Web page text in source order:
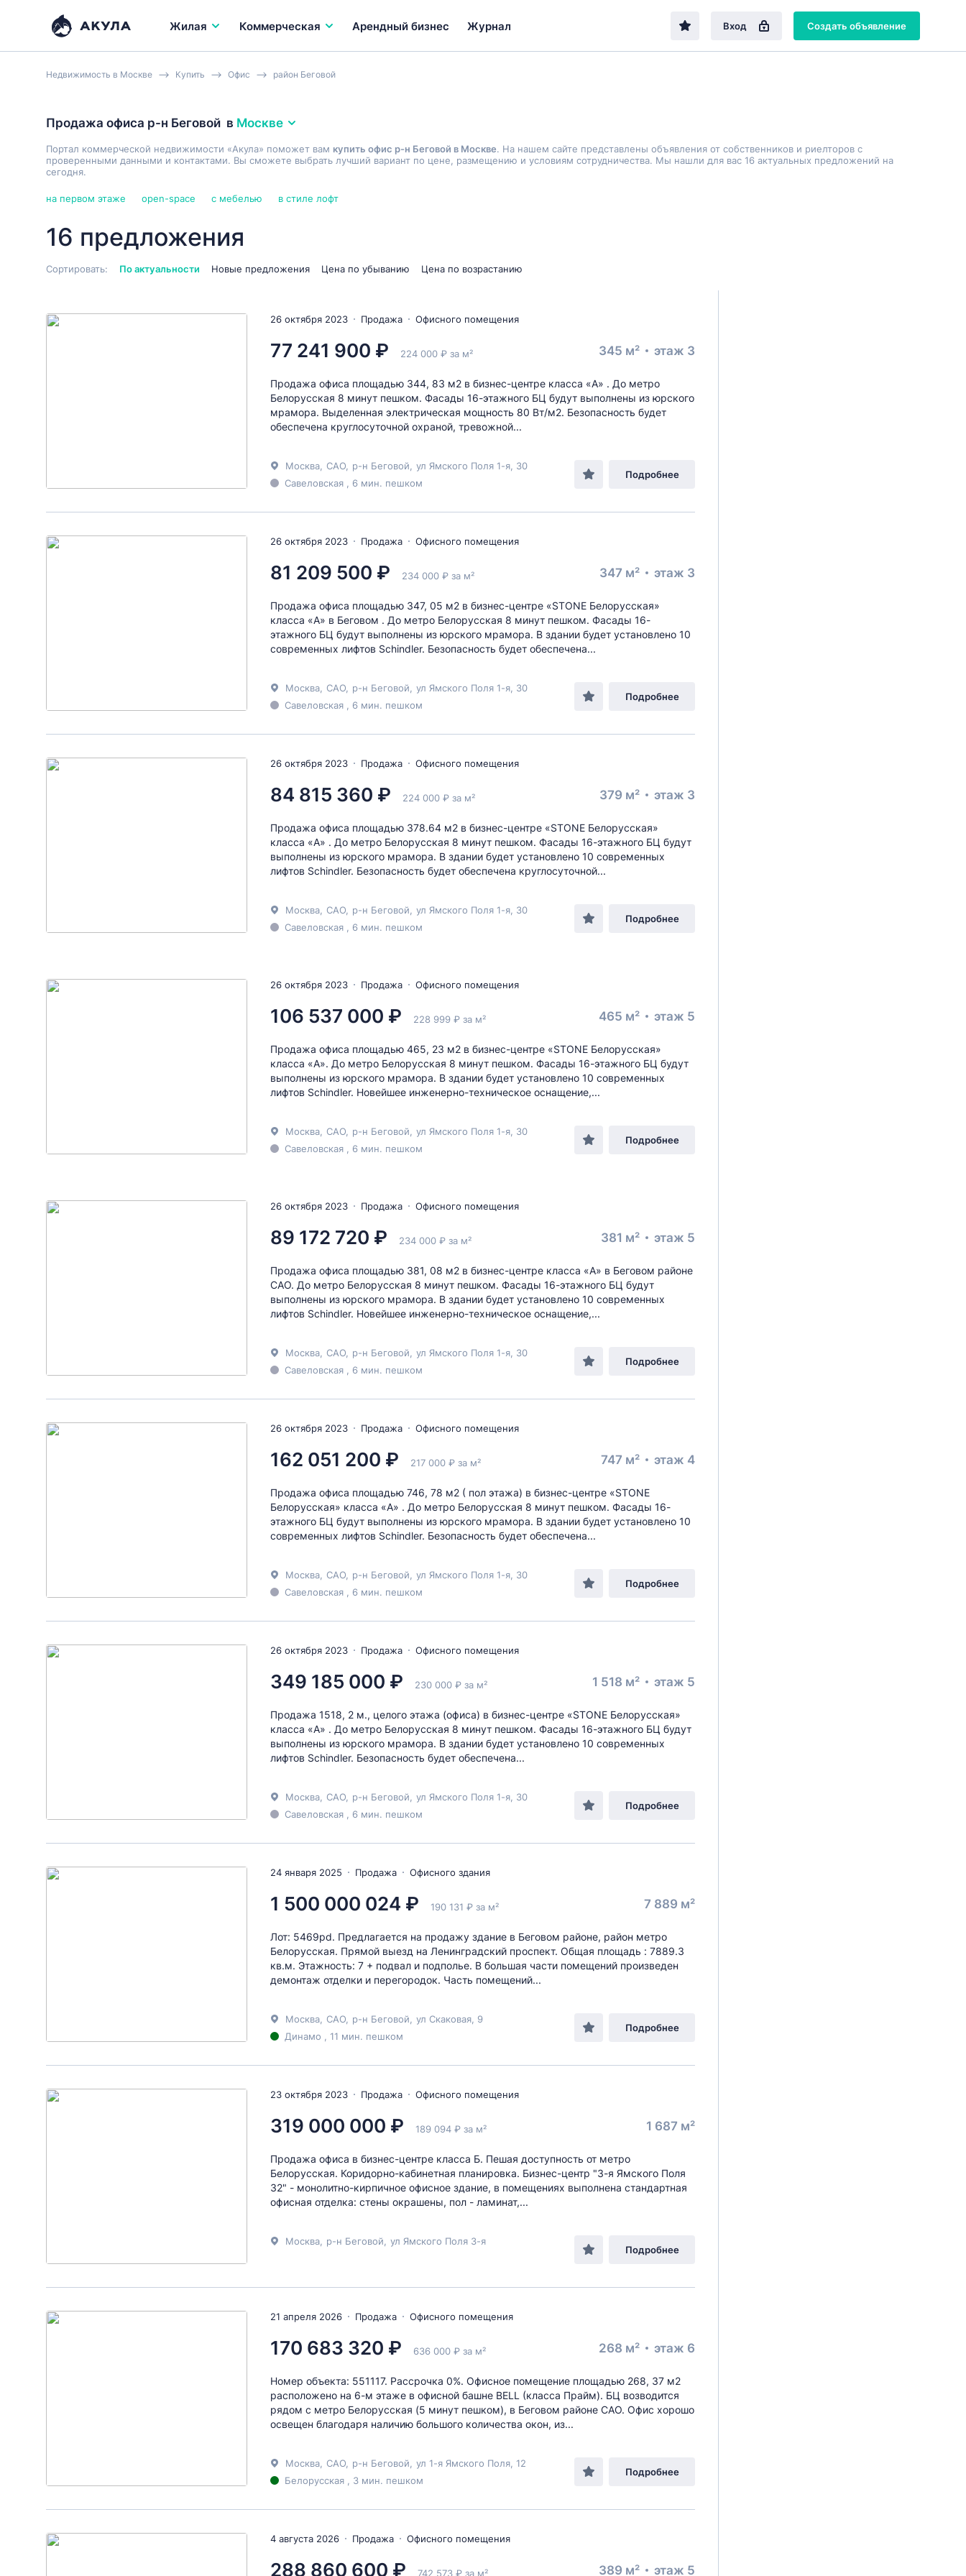
Жилая Коммерческая Арендный бизнес Журнал Вход Создать объявление
Недвижимость в Москве Купить Офис район Беговой
Продажа офиса р-н Беговой в Москве
Портал коммерческой недвижимости «Акула» поможет вам купить офис р-н Беговой в Москве. На нашем сайте представлены объявления от собственников и риелторов с
проверенными данными и контактами. Вы сможете выбрать лучший вариант по цене, размещению и условиям сотрудничества. Мы нашли для вас 16 актуальных предложений на
сегодня.
на первом этаже open-space с мебелью в стиле лофт
16 предложения
Сортировать: По актуальности Новые предложения Цена по убыванию Цена по возрастанию
26 октября 2023 Продажа Офисного помещения
77 241 900 ₽ 224 000 ₽ за м² 345 м² этаж 3
Продажа офиса площадью 344, 83 м2 в бизнес-центре класса «А» . До метро
Белорусская 8 минут пешком. Фасады 16-этажного БЦ будут выполнены из юрского
мрамора. Выделенная электрическая мощность 80 Вт/м2. Безопасность будет
обеспечена круглосуточной охраной, тревожной...
Москва САО р-н Беговой ул Ямского Поля 1-я , 30
Савеловская , 6 мин. пешком
Подробнее
26 октября 2023 Продажа Офисного помещения
81 209 500 ₽ 234 000 ₽ за м² 347 м² этаж 3
Продажа офиса площадью 347, 05 м2 в бизнес-центре «STONE Белорусская»
класса «А» в Беговом . До метро Белорусская 8 минут пешком. Фасады 16-
этажного БЦ будут выполнены из юрского мрамора. В здании будет установлено 10
современных лифтов Schindler. Безопасность будет обеспечена...
Москва САО р-н Беговой ул Ямского Поля 1-я , 30
Савеловская , 6 мин. пешком
Подробнее
26 октября 2023 Продажа Офисного помещения
84 815 360 ₽ 224 000 ₽ за м² 379 м² этаж 3
Продажа офиса площадью 378.64 м2 в бизнес-центре «STONE Белорусская»
класса «А» . До метро Белорусская 8 минут пешком. Фасады 16-этажного БЦ будут
выполнены из юрского мрамора. В здании будет установлено 10 современных
лифтов Schindler. Безопасность будет обеспечена круглосуточной...
Москва САО р-н Беговой ул Ямского Поля 1-я , 30
Савеловская , 6 мин. пешком
Подробнее
26 октября 2023 Продажа Офисного помещения
106 537 000 ₽ 228 999 ₽ за м² 465 м² этаж 5
Продажа офиса площадью 465, 23 м2 в бизнес-центре «STONE Белорусская»
класса «А». До метро Белорусская 8 минут пешком. Фасады 16-этажного БЦ будут
выполнены из юрского мрамора. В здании будет установлено 10 современных
лифтов Schindler. Новейшее инженерно-техническое оснащение,...
Москва САО р-н Беговой ул Ямского Поля 1-я , 30
Савеловская , 6 мин. пешком
Подробнее
26 октября 2023 Продажа Офисного помещения
89 172 720 ₽ 234 000 ₽ за м² 381 м² этаж 5
Продажа офиса площадью 381, 08 м2 в бизнес-центре класса «А» в Беговом районе
САО. До метро Белорусская 8 минут пешком. Фасады 16-этажного БЦ будут
выполнены из юрского мрамора. В здании будет установлено 10 современных
лифтов Schindler. Новейшее инженерно-техническое оснащение,...
Москва САО р-н Беговой ул Ямского Поля 1-я , 30
Савеловская , 6 мин. пешком
Подробнее
26 октября 2023 Продажа Офисного помещения
162 051 200 ₽ 217 000 ₽ за м² 747 м² этаж 4
Продажа офиса площадью 746, 78 м2 ( пол этажа) в бизнес-центре «STONE
Белорусская» класса «А» . До метро Белорусская 8 минут пешком. Фасады 16-
этажного БЦ будут выполнены из юрского мрамора. В здании будет установлено 10
современных лифтов Schindler. Безопасность будет обеспечена...
Москва САО р-н Беговой ул Ямского Поля 1-я , 30
Савеловская , 6 мин. пешком
Подробнее
26 октября 2023 Продажа Офисного помещения
349 185 000 ₽ 230 000 ₽ за м² 1 518 м² этаж 5
Продажа 1518, 2 м., целого этажа (офиса) в бизнес-центре «STONE Белорусская»
класса «А» . До метро Белорусская 8 минут пешком. Фасады 16-этажного БЦ будут
выполнены из юрского мрамора. В здании будет установлено 10 современных
лифтов Schindler. Безопасность будет обеспечена...
Москва САО р-н Беговой ул Ямского Поля 1-я , 30
Савеловская , 6 мин. пешком
Подробнее
24 января 2025 Продажа Офисного здания
1 500 000 024 ₽ 190 131 ₽ за м² 7 889 м²
Лот: 5469pd. Предлагается на продажу здание в Беговом районе, район метро
Белорусская. Прямой выезд на Ленинградский проспект. Общая площадь : 7889.3
кв.м. Этажность: 7 + подвал и подполье. В большая части помещений произведен
демонтаж отделки и перегородок. Часть помещений...
Москва САО р-н Беговой ул Скаковая , 9
Динамо , 11 мин. пешком
Подробнее
23 октября 2023 Продажа Офисного помещения
319 000 000 ₽ 189 094 ₽ за м² 1 687 м²
Продажа офиса в бизнес-центре класса Б. Пешая доступность от метро
Белорусская. Коридорно-кабинетная планировка. Бизнес-центр "3-я Ямского Поля
32" - монолитно-кирпичное офисное здание, в помещениях выполнена стандартная
офисная отделка: стены окрашены, пол - ламинат,...
Москва р-н Беговой ул Ямского Поля 3-я
Подробнее
21 апреля 2026 Продажа Офисного помещения
170 683 320 ₽ 636 000 ₽ за м² 268 м² этаж 6
Номер объекта: 551117. Рассрочка 0%. Офисное помещение площадью 268, 37 м2
расположено на 6-м этаже в офисной башне BELL (класса Прайм). БЦ возводится
рядом с метро Белорусская (5 минут пешком), в Беговом районе САО. Офис хорошо
освещен благодаря наличию большого количества окон, из...
Москва САО р-н Беговой ул 1-я Ямского Поля , 12
Белорусская , 3 мин. пешком
Подробнее
4 августа 2026 Продажа Офисного помещения
288 860 600 ₽ 742 573 ₽ за м² 389 м² этаж 5